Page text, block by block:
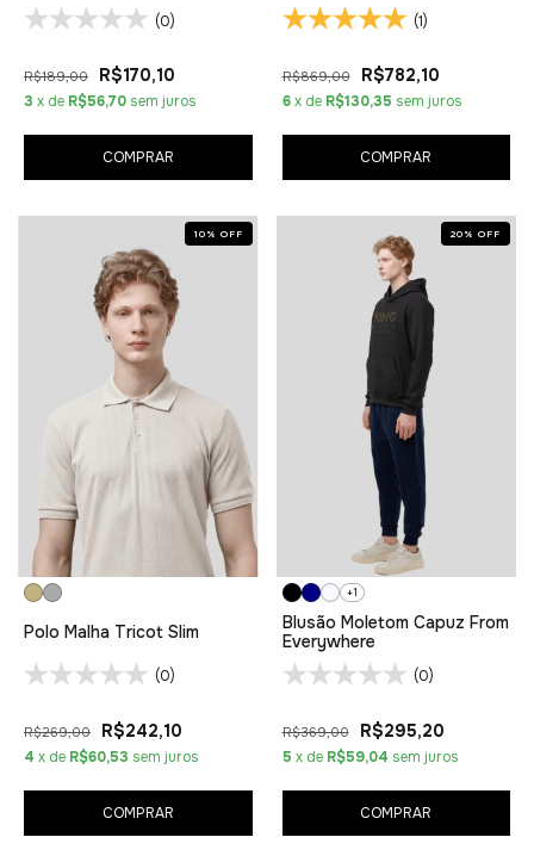
(0)
R$189,00 R$170,10
3 x de R$56,70 sem juros
COMPRAR
(1)
R$869,00 R$782,10
6 x de R$130,35 sem juros
COMPRAR
10 % OFF
Polo Malha Tricot Slim
(0)
R$269,00 R$242,10
4 x de R$60,53 sem juros
COMPRAR
20 % OFF
+1
Blusão Moletom Capuz From
Everywhere
(0)
R$369,00 R$295,20
5 x de R$59,04 sem juros
COMPRAR